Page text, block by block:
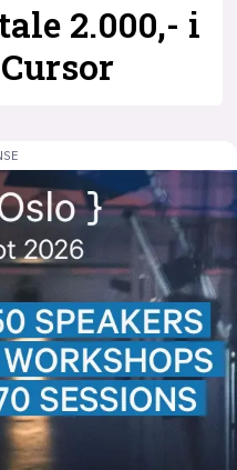
2.000,- i